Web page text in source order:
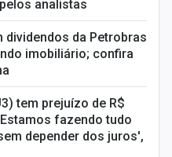
analistas
dividendos da Petrobras
imobiliário; confira
tem prejuízo de R$
fazendo tudo
depender dos juros',